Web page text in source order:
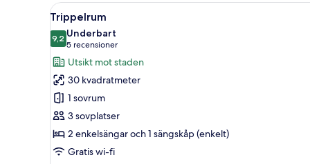
utsikt
mot
trädgården
Öppna
alla
foton
för
Trippelrum
Ett hotellrum med en säng,
9
Trippelrum
9,29,2 av 10
Underbart
5 recensioner
(5 recensioner)
Utsikt mot staden
30 kvadratmeter
1 sovrum
3 sovplatser
2 enkelsängar och 1 sängskåp (enkelt)
Gratis wi-fi